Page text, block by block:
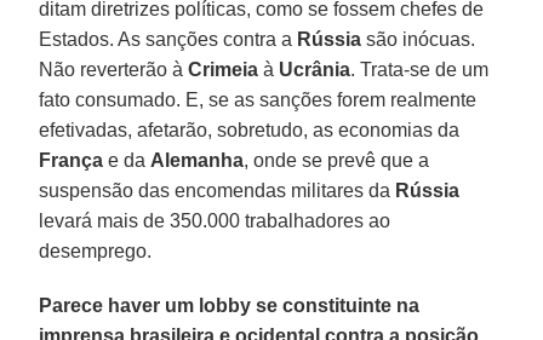
ditam diretrizes políticas, como se fossem chefes de
Estados. As sanções contra a Rússia são inócuas.
Não reverterão àCrimeia à Ucrânia. Trata-se de um
fato consumado. E, se as sanções forem realmente
efetivadas, afetarão, sobretudo, as economias da
França e da Alemanha, onde se prevê que a
suspensão das encomendas militares da Rússia
levará mais de 350.000 trabalhadores ao
desemprego.
Parece haver um lobby se constituinte na
imprensa brasileira e ocidental contra a posição